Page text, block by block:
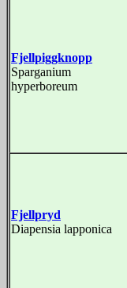
Fjellpiggknopp
Sparganium
hyperboreum
Fjellpryd
Diapensia lapponica